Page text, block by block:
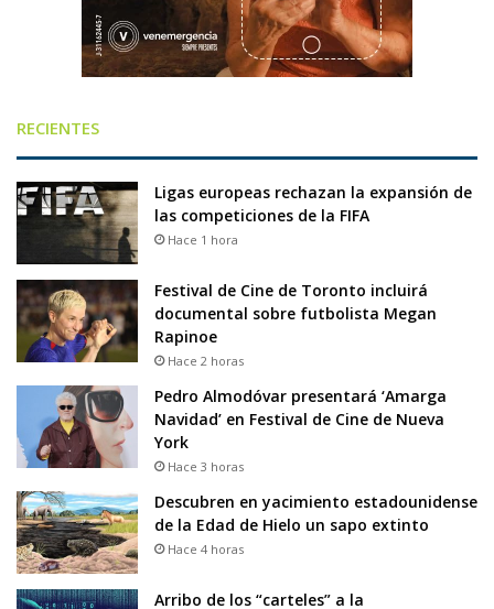
RECIENTES
Ligas europeas rechazan la expansión de
las competiciones de la FIFA
Hace 1 hora
Festival de Cine de Toronto incluirá
documental sobre futbolista Megan
Rapinoe
Hace 2 horas
Pedro Almodóvar presentará ‘Amarga
Navidad’ en Festival de Cine de Nueva
York
Hace 3 horas
Descubren en yacimiento estadounidense
de la Edad de Hielo un sapo extinto
Hace 4 horas
Arribo de los “carteles” a la